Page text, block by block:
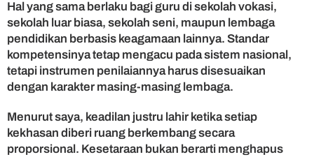
Hal yang sama berlaku bagi guru di sekolah vokasi,
sekolah luar biasa, sekolah seni, maupun lembaga
pendidikan berbasis keagamaan lainnya. Standar
kompetensinya tetap mengacu pada sistem nasional,
tetapi instrumen penilaiannya harus disesuaikan
dengan karakter masing-masing lembaga.
Menurut saya, keadilan justru lahir ketika setiap
kekhasan diberi ruang berkembang secara
proporsional. Kesetaraan bukan berarti menghapus